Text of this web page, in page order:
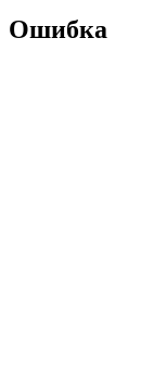
Ошибка